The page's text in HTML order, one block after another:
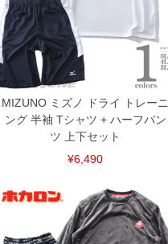
ITEM INTRODUCTION
MIZUNO ミズノ ドライ トレーニ
ング 半袖 Tシャツ + ハーフパン
ツ 上下セット
¥6,490